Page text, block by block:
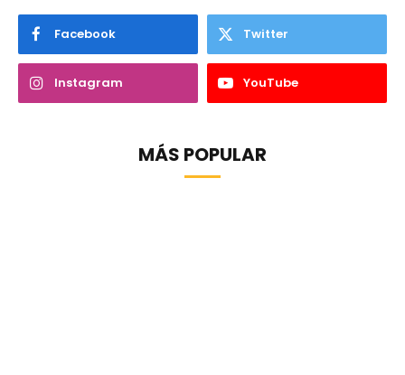
Facebook Twitter
Instagram YouTube
MÁS POPULAR